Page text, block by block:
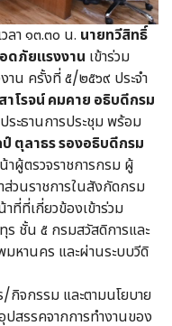
า ๑๓.๓๐ น. นายทวีสิทธิ์
ดภัยแรงงาน เข้าร่วม
าน ครั้งที่ ๕/๒๕๖๙ ประจำ
าโรจน์ คมคาย อธิบดีกรม
ระธานการประชุม พร้อม
ตุลาธร รองอธิบดีกรม
าผู้ตรวจราชการกรม ผู้
วนราชการในสังกัดกรม
ที่ที่เกี่ยวข้องเข้าร่วม
ชั้น ๕ กรมสวัสดิการและ
หานคร และผ่านระบบวีดิ
กิจกรรม และตามนโยบาย
รรคจากการทำงานของ